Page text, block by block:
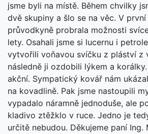
jsme byli na místě. Během chvilky
dvě skupiny a šlo se na věc. V
průvodkyně probrala možnosti
lety. Osahali jsme si lucernu i
vytvořili voňavou svíčku z pláství z
následně ji ozdobili lýkem a
akční. Sympatický kovář nám
na kovadlině. Pak jsme nastoupili
vypadalo náramně jednoduše, ale
kladivo ztěžklo v ruce. Jedno je
určitě nebudou. Děkujeme paní Ing.